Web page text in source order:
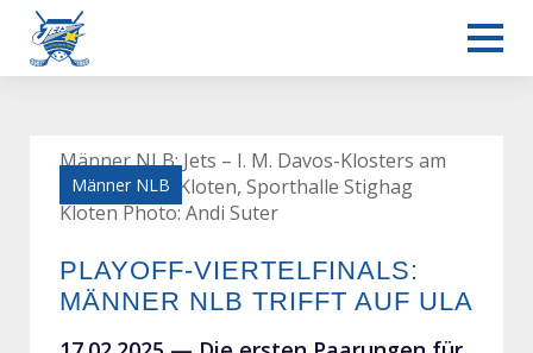
Männer NLB: Jets – I. M. Davos-Klosters am
15.02.2025 in Kloten, Sporthalle Stighag
Kloten Photo: Andi Suter
Männer NLB
PLAYOFF-VIERTELFINALS:
MÄNNER NLB TRIFFT AUF ULA